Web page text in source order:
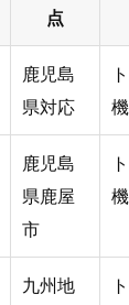
点
鹿児島
県対応
鹿児島
県鹿屋
市
九州地